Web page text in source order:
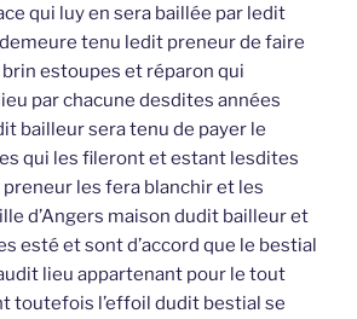
qui luy en sera baillée par ledit
tenu ledit preneur de faire
estoupes et réparon qui
par chacune desdites années
bailleur sera tenu de payer le
qui les fileront et estant lesdites
les fera blanchir et les
d’Angers maison dudit bailleur et
esté et sont d’accord que le bestial
lieu appartenant pour le tout
toutefois l’effoil dudit bestial se